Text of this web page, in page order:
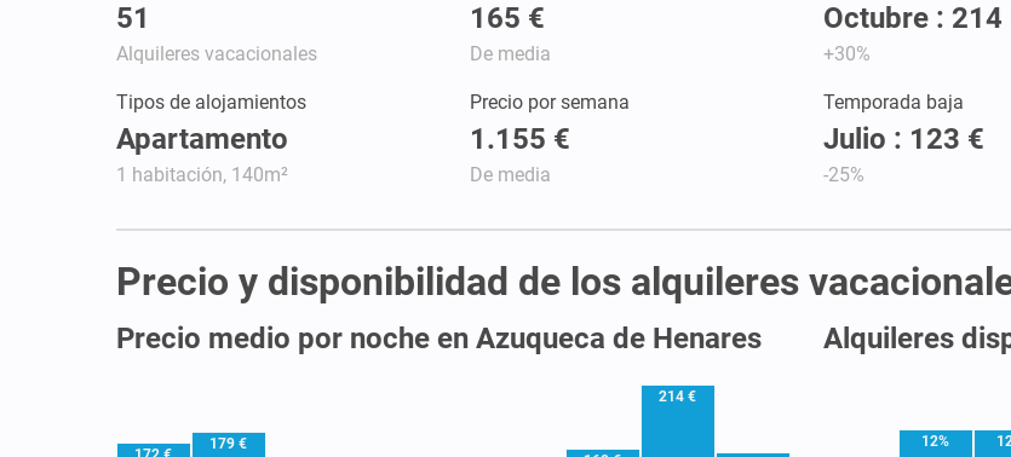
51
Alquileres vacacionales
165 €
De media
Octubre : 214
+30%
Tipos de alojamientos
Apartamento
1 habitación, 140m²
Precio por semana
1.155 €
De media
Temporada baja
Julio : 123 €
-25%
Precio y disponibilidad de los alquileres
Precio medio por noche en Azuqueca de Henares
179 €
214 €
Alquileres
12%